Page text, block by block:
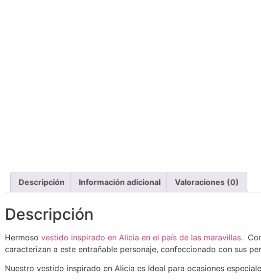
Descripción Información adicional Valoraciones (0)
Descripción
Hermoso vestido inspirado en Alicia en el país de las maravillas.
caracterizan a este entrañable personaje, confeccionado con sus
Nuestro vestido inspirado en Alicia es Ideal para ocasiones